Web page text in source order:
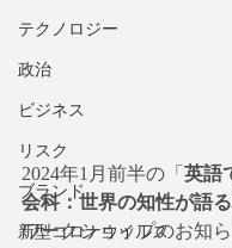
テクノロジー
政治
ビジネス
リスク
ブランド
新型コロナウイルス
2024年1月前半の「 英語
会科：世界の知性が語
ワークショップのお知ら